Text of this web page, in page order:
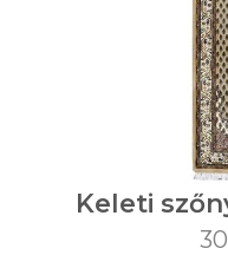
Keleti